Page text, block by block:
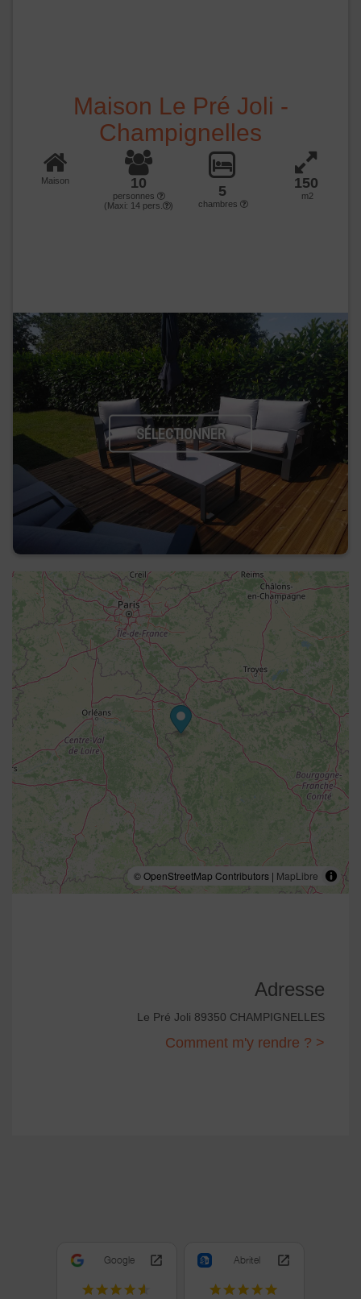
Maison Le Pré Joli -
Champignelles
Maison 10
personnes
(Maxi: 14 pers. )
5
chambres
150
m2
SÉLECTIONNER
© OpenStreetMap Contributors | MapLibre
Adresse
Le Pré Joli 89350 CHAMPIGNELLES
Comment m'y rendre ? >
Google Abritel